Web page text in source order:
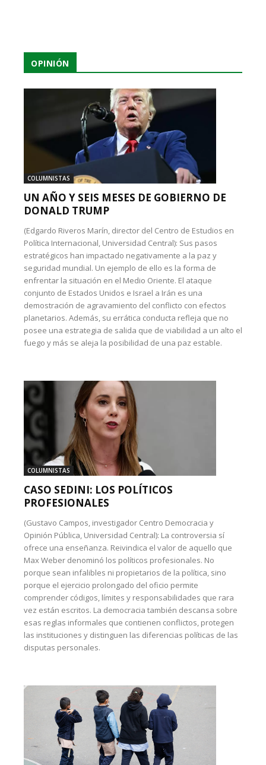
OPINIÓN
COLUMNISTAS
UN AÑO Y SEIS MESES DE GOBIERNO DE
DONALD TRUMP
(Edgardo Riveros Marín, director del Centro de Estudios en
Política Internacional, Universidad Central): Sus pasos
estratégicos han impactado negativamente a la paz y
seguridad mundial. Un ejemplo de ello es la forma de
enfrentar la situación en el Medio Oriente. El ataque
conjunto de Estados Unidos e Israel a Irán es una
demostración de agravamiento del conflicto con efectos
planetarios. Además, su errática conducta refleja que no
posee una estrategia de salida que de viabilidad a un alto el
fuego y más se aleja la posibilidad de una paz estable.
COLUMNISTAS
CASO SEDINI: LOS POLÍTICOS
PROFESIONALES
(Gustavo Campos, investigador Centro Democracia y
Opinión Pública, Universidad Central): La controversia sí
ofrece una enseñanza. Reivindica el valor de aquello que
Max Weber denominó los políticos profesionales. No
porque sean infalibles ni propietarios de la política, sino
porque el ejercicio prolongado del oficio permite
comprender códigos, límites y responsabilidades que rara
vez están escritos. La democracia también descansa sobre
esas reglas informales que contienen conflictos, protegen
las instituciones y distinguen las diferencias políticas de las
disputas personales.